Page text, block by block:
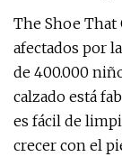
The Shoe That
afectados por
de 400.000
calzado está
es fácil de
crecer con el